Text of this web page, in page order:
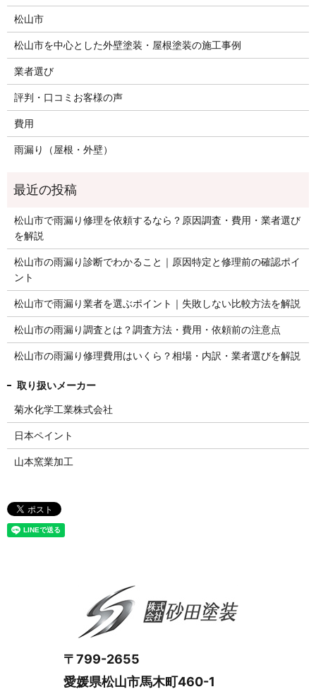
松山市
松山市を中心とした外壁塗装・屋根塗装の施工事例
業者選び
評判・口コミお客様の声
費用
雨漏り（屋根・外壁）
松山市で雨漏り修理を依頼するなら？原因調査・費用・業者選び
を解説
松山市の雨漏り診断でわかること｜原因特定と修理前の確認ポイ
ント
松山市で雨漏り業者を選ぶポイント｜失敗しない比較方法を解説
松山市の雨漏り調査とは？調査方法・費用・依頼前の注意点
松山市の雨漏り修理費用はいくら？相場・内訳・業者選びを解説
菊水化学工業株式会社
日本ペイント
山本窯業加工
〒799-2655
愛媛県松山市馬木町460-1